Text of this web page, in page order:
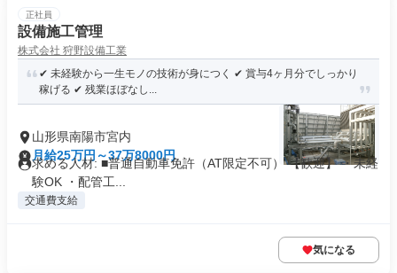
正社員
設備施工管理
株式会社 狩野設備工業
✔ 未経験から一生モノの技術が身につく ✔ 賞与4ヶ月分でしっかり
稼げる ✔ 残業ほぼなし...
山形県南陽市宮内
月給25万円～37万8000円
求める人材: ■普通自動車免許（AT限定不可） 【歓迎】 ・未経
験OK ・配管工...
交通費支給
気になる